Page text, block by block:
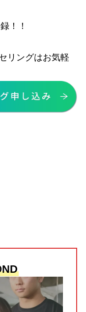
！！
リングはお気軽